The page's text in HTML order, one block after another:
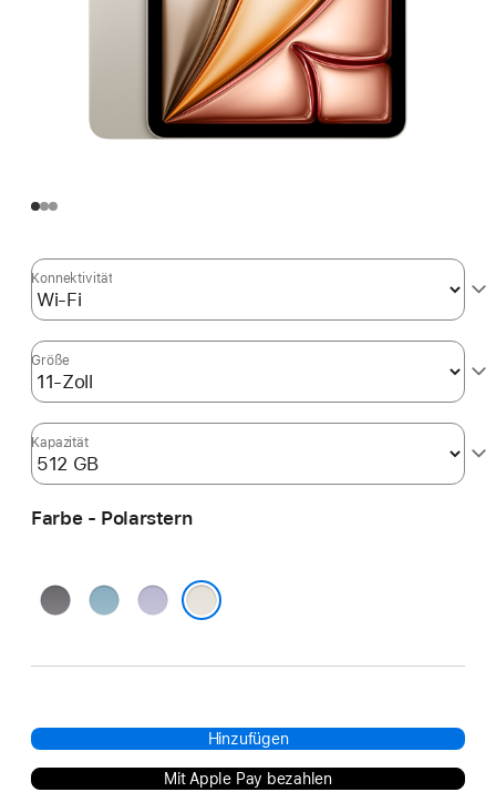
Konnektivität
Größe
Kapazität
Farbe - Polarstern
Space Grau
Blau Violett
Hinzufügen
Mit Apple Pay bezahlen